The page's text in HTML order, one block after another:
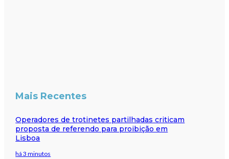
Mais Recentes
Operadores de trotinetes partilhadas criticam
proposta de referendo para proibição em
Lisboa
há 3 minutos